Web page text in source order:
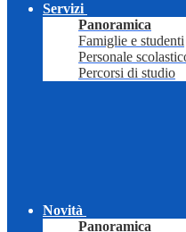
Servizi
Panoramica
Famiglie e studenti
Personale
Percorsi di studio
Novità
Panoramica